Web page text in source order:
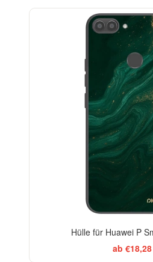
Hülle für Huawei P
ab €18,28